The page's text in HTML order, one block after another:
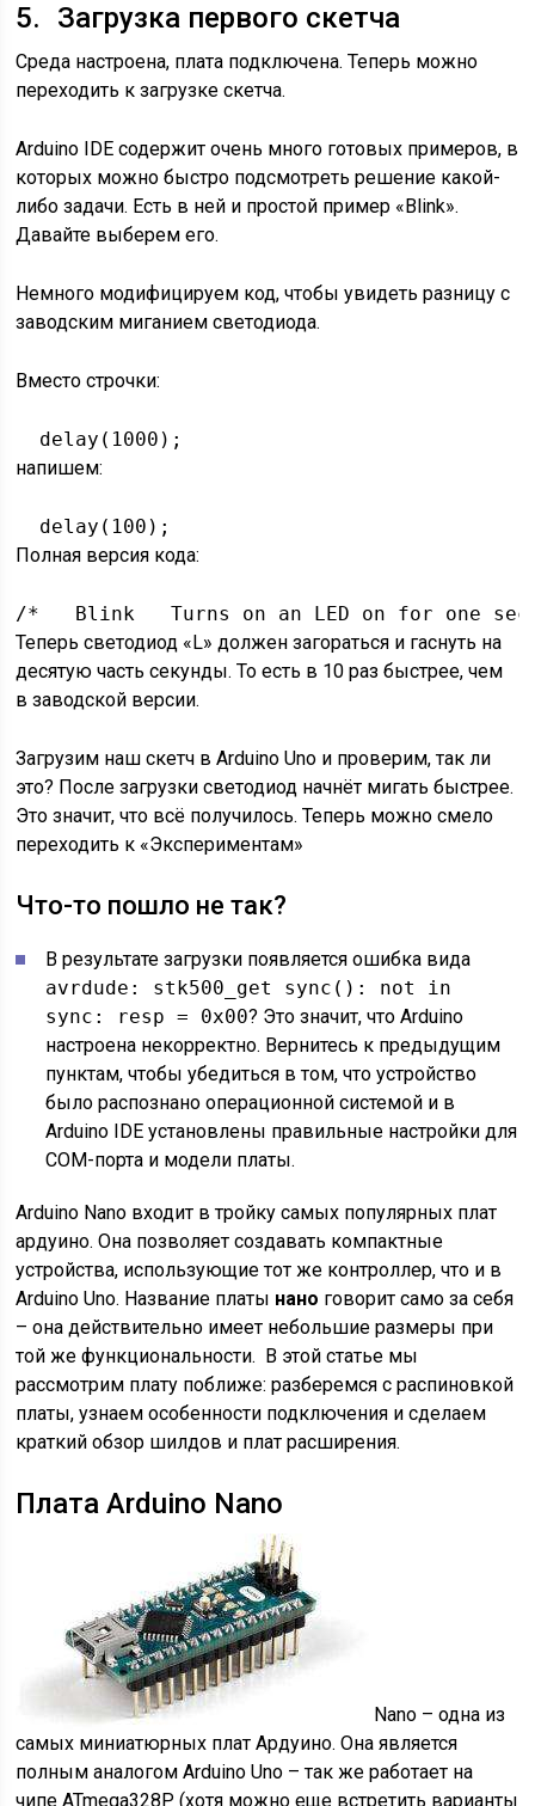
5. Загрузка первого скетча
Среда настроена, плата подключена. Теперь можно
переходить к загрузке скетча.
Arduino IDE содержит очень много готовых примеров, в
которых можно быстро подсмотреть решение какой-
либо задачи. Есть в ней и простой пример «Blink».
Давайте выберем его.
Немного модифицируем код, чтобы увидеть разницу с
заводским миганием светодиода.
Вместо строчки:
  delay
( 1000 ) ;
напишем:
  delay
( 100 ) ;
Полная версия кода:
/*   Blink   Turns on an LED on for one
Теперь светодиод «L» должен загораться и гаснуть на
десятую часть секунды. То есть в 10 раз быстрее, чем
в заводской версии.
Загрузим наш скетч в Arduino Uno и проверим, так ли
это? После загрузки светодиод начнёт мигать быстрее.
Это значит, что всё получилось. Теперь можно смело
переходить к «Экспериментам»
Что-то пошло не так?
В результате загрузки появляется ошибка вида
avrdude: stk500_get sync(): not in
sync: resp = 0x00? Это значит, что Arduino
настроена некорректно. Вернитесь к предыдущим
пунктам, чтобы убедиться в том, что устройство
было распознано операционной системой и в
Arduino IDE установлены правильные настройки для
COM-порта и модели платы.
Arduino Nano входит в тройку самых популярных плат
ардуино. Она позволяет создавать компактные
устройства, использующие тот же контроллер, что и в
Arduino Uno. Название платы нано говорит само за себя
– она действительно имеет небольшие размеры при
той же функциональности. В этой статье мы
рассмотрим плату поближе: разберемся с распиновкой
платы, узнаем особенности подключения и сделаем
краткий обзор шилдов и плат расширения.
Плата Arduino Nano
Nano – одна из
самых миниатюрных плат Ардуино. Она является
полным аналогом Arduino Uno – так же работает на
чипе ATmega328P (хотя можно еще встретить варианты